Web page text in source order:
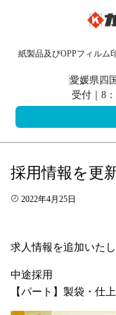
紙製品及びOPPフィルム
愛媛県四
受付｜8
採用情報を更
2022年4月25日
求人情報を追加いたし
中途採用
【パート】製袋・仕